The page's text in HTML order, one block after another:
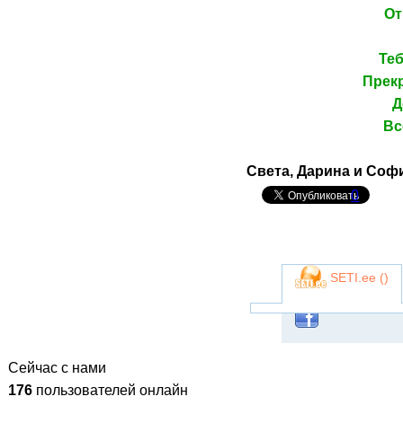
Сейчас с нами
176 пользователей онлайн
Света, Дарина и
0
SETI.ee ()